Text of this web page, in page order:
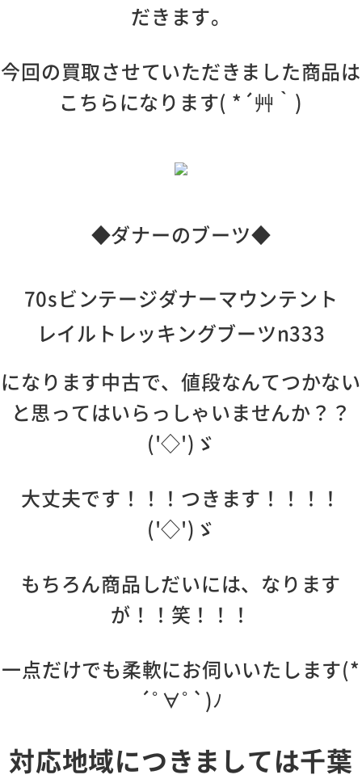
だきます。
今回の買取させていただきました商品は
こちらになります( *´艸｀)
◆ダナーのブーツ◆
70sビンテージダナーマウンテント
レイルトレッキングブーツn333
になります中古で、値段なんてつかない
と思ってはいらっしゃいませんか？？
('◇')ゞ
大丈夫です！！！つきます！！！！
('◇')ゞ
もちろん商品しだいには、なります
が！！笑！！！
一点だけでも柔軟にお伺いいたします(*
´ﾟ∀ﾟ`)ﾉ
対応地域につきましては千葉